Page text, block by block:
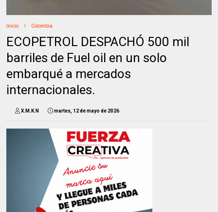
Inicio Colombia
ECOPETROL DESPACHÓ 500 mil
barriles de Fuel oil en un solo
embarqué a mercados
internacionales.
X.M.K.N martes, 12 de mayo de 2026